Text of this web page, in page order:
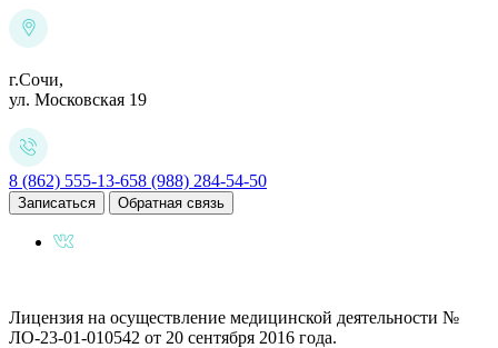
г.Сочи,
ул. Московская 19
8 (862) 555-13-658 (988) 284-54-50
Записаться Обратная связь
Лицензия на осуществление медицинской деятельности №
ЛО-23-01-010542 от 20 сентября 2016 года.